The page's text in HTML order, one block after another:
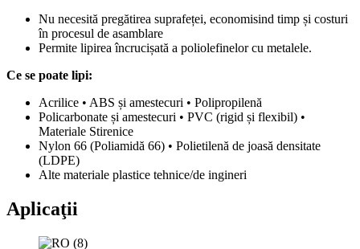
Nu necesită pregătirea suprafeței, economisind timp și costuri
în procesul de asamblare
Permite lipirea încrucișată a poliolefinelor cu metalele.
Ce se poate lipi:
Acrilice • ABS și amestecuri • Polipropilenă
Policarbonate și amestecuri • PVC (rigid și flexibil) •
Materiale Stirenice
Nylon 66 (Poliamidă 66) • Polietilenă de joasă densitate
(LDPE)
Alte materiale plastice tehnice/de ingineri
Aplicaţii